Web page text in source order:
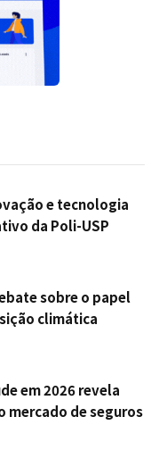
e tecnologia
da Poli-USP
sobre o papel
climática
em 2026 revela
mercado de seguros